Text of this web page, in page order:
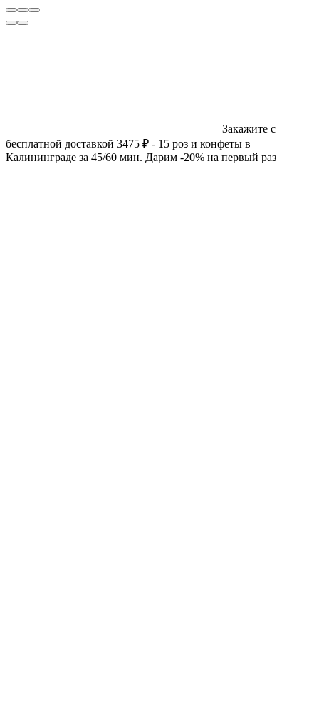
Закажите с
бесплатной доставкой 3475 ₽ - 15 роз и конфеты в
Калининграде за 45/60 мин. Дарим -20% на первый раз